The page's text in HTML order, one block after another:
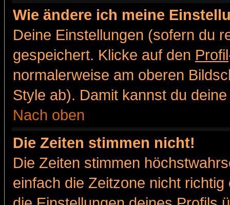
Wie ändere ich meine
Deine Einstellungen (sofern du
gespeichert. Klicke auf den Profil
normalerweise am oberen
Style ab). Damit kannst du
Nach oben
Die Zeiten stimmen nicht!
Die Zeiten stimmen
einfach die Zeitzone nicht